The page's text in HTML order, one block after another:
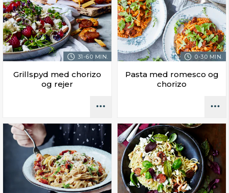
31-60 MIN.
Grillspyd med chorizo
og rejer
0-30 MIN.
Pasta med romesco og
chorizo